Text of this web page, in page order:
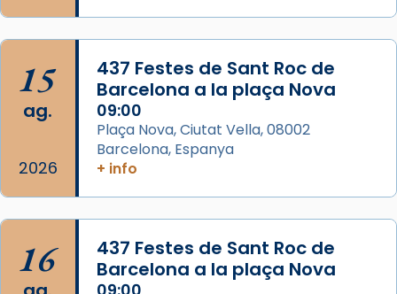
Memòria de les santes Juliana i
Semproniana, verges i màrtirs.
Acompanyant la història de sant Cugat, a
partir de l’Edat Mitjana sorgeix la tradició
que les santes Juliana (“relatiu a Júlia”) i
Semproniana (“relatiu a Semprònia =
eterna”) són deixebles seves. I l’any 1667, el
frare Joan Gaspar Roig, afirma en una obra
que les santes són filles de l’antiga Iluro.
Mataró en reivindicarà les relíquies fins que
les aconseguirà el 1772. L’ofici que es canta
15
ag.
2026
437 Festes de Sant Roc de
Barcelona a la plaça Nova
09:00
Plaça Nova, Ciutat Vella, 08002
Barcelona, Espanya
+ info
16
437 Festes de Sant Roc de
Barcelona a la plaça Nova